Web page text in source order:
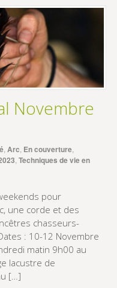
Novembre
, Arc En couverture,
Techniques de vie en
pour
une corde et des
chasseurs-
: 10-12 Novembre
matin 9h00 au
lacustre de
[…]